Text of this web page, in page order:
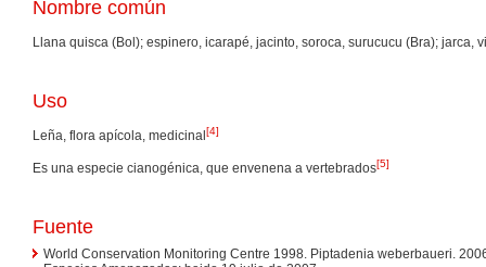
Nombre común
Llana quisca (Bol); espinero, icarapé, jacinto, soroca, surucucu (Bra); jarca,
Uso
Leña, flora apícola, medicinal [4]
Es una especie cianogénica, que envenena a vertebrados[5]
Fuente
World Conservation Monitoring Centre 1998. Piptadenia weberbaueri.